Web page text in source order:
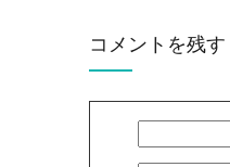
コメントを残す